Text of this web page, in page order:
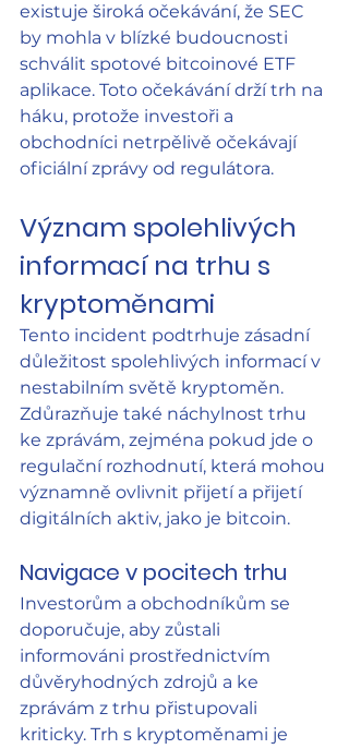
existuje široká očekávání, že SEC
by mohla v blízké budoucnosti
schválit spotové bitcoinové ETF
aplikace. Toto očekávání drží trh na
háku, protože investoři a
obchodníci netrpělivě očekávají
oficiální zprávy od regulátora.
Význam spolehlivých
informací na trhu s
kryptoměnami
Tento incident podtrhuje zásadní
důležitost spolehlivých informací v
nestabilním světě kryptoměn.
Zdůrazňuje také náchylnost trhu
ke zprávám, zejména pokud jde o
regulační rozhodnutí, která mohou
významně ovlivnit přijetí a přijetí
digitálních aktiv, jako je bitcoin.
Navigace v pocitech trhu
Investorům a obchodníkům se
doporučuje, aby zůstali
informováni prostřednictvím
důvěryhodných zdrojů a ke
zprávám z trhu přistupovali
kriticky. Trh s kryptoměnami je